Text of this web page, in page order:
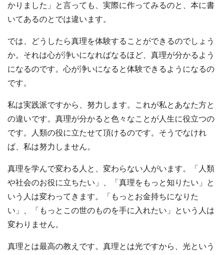
かりました」と言っても、実際に作ってみるのと、本に書
いてあるのとでは違います。
では、どうしたら真理を体験することができるのでしょう
か。それは心が浄いになればなるほど、真理が分かるよう
になるのです。心が浄いになると体験できるようになるの
です。
私は実践派ですから、努力します。これが私とあなた方と
の違いです。真理が分かると色々なことが人生に役立つの
です。人類の役に立たせて頂けるのです。そうでなけれ
ば、私は努力しません。
真理を学んで変わる人と、変わらない人がいます。「人類
や社会のお役に立ちたい」、「真理をもっと知りたい」と
いう人は変わってきます。「もっとお金持ちになりた
い」、「もっとこの世のものを手に入れたい」という人は
変わりません。
真理とは最高の教えです。真理とは光ですから、光という